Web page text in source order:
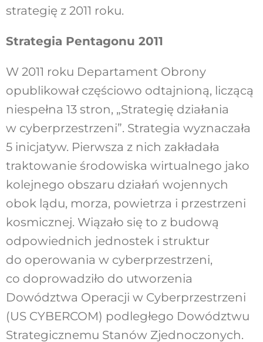
strategię z 2011 roku.
Strategia Pentagonu 2011
W 2011 roku Departament Obrony
opublikował częściowo odtajnioną, liczącą
niespełna 13 stron, „Strategię działania
w cyberprzestrzeni”. Strategia wyznaczała
5 inicjatyw. Pierwsza z nich zakładała
traktowanie środowiska wirtualnego jako
kolejnego obszaru działań wojennych
obok lądu, morza, powietrza i przestrzeni
kosmicznej. Wiązało się to z budową
odpowiednich jednostek i struktur
do operowania w cyberprzestrzeni,
co doprowadziło do utworzenia
Dowództwa Operacji w Cyberprzestrzeni
(US CYBERCOM) podległego Dowództwu
Strategicznemu Stanów Zjednoczonych.